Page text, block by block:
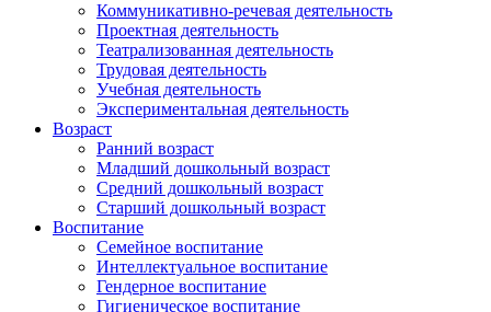
Коммуникативно-речевая деятельность
Проектная деятельность
Театрализованная деятельность
Трудовая деятельность
Учебная деятельность
Экспериментальная деятельность
Возраст
Ранний возраст
Младший дошкольный возраст
Средний дошкольный возраст
Старший дошкольный возраст
Воспитание
Семейное воспитание
Интеллектуальное воспитание
Гендерное воспитание
Гигиеническое воспитание